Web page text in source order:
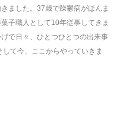
ました。37歳で躁鬱病がほんま
子職人として10年従事してきま
で日々、ひとつひとつの出来事
て今、ここからやっていきま